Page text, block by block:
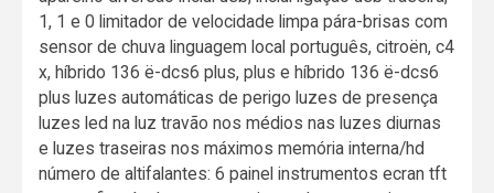
1, 1 e 0 limitador de velocidade limpa pára-brisas com
sensor de chuva linguagem local português, citroën, c4
x, híbrido 136 ë-dcs6 plus, plus e híbrido 136 ë-dcs6
plus luzes automáticas de perigo luzes de presença
luzes led na luz travão nos médios nas luzes diurnas
e luzes traseiras nos máximos memória interna/hd
número de altifalantes: 6 painel instrumentos ecran tft